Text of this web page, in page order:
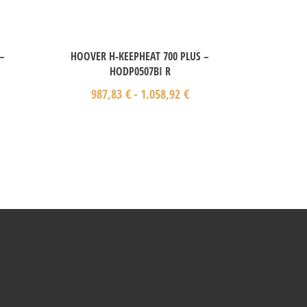
HOOVER H-KEEPHEAT 700 PLUS –
HODP0507BI R
987,83 €- 1.058,92 €